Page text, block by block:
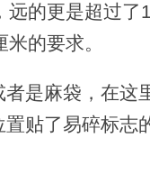
的更是超过了
的要求。
是麻袋，在这
贴了易碎标志